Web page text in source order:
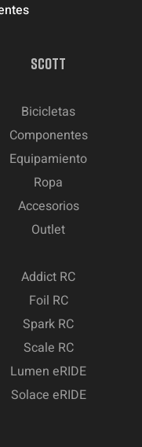
SCOTT
Bicicletas
Componentes
Equipamiento
Ropa
Accesorios
Outlet
Addict RC
Foil RC
Spark RC
Scale RC
Lumen eRIDE
Solace eRIDE